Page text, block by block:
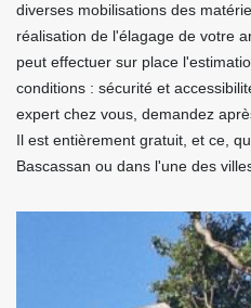
diverses mobilisations des
réalisation de l'élagage de votre
peut effectuer sur place
conditions : sécurité et
expert chez vous, demandez
Il est entièrement gratuit, et ce,
Bascassan ou dans l'une des